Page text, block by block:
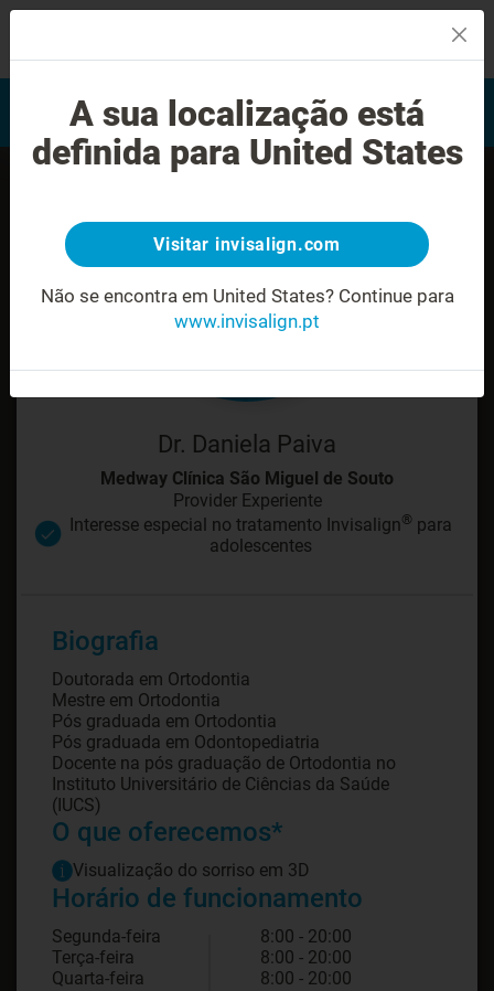
Avaliação do sorriso
Encontrar um Invisalign
provider
Dr. Daniela Paiva
Medway Clínica São Miguel de Souto
Provider Experiente
Interesse especial no tratamento Invisalign® para
adolescentes
Biografia
Doutorada em Ortodontia
Mestre em Ortodontia
Pós graduada em Ortodontia
Pós graduada em Odontopediatria
Docente na pós graduação de Ortodontia no
Instituto Universitário de Ciências da Saúde
O que oferecemos*
Visualização do sorriso em 3D
Horário de funcionamento
Segunda-feira
8:00 - 20:00
Terça-feira
8:00 - 20:00
Quarta-feira
8:00 - 20:00
A sua localização está
definida para United States
Visitar invisalign.com
Não se encontra em United States? Continue para
www.invisalign.pt